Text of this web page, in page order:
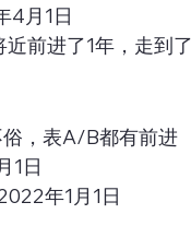
4月1日
前进了1年，走到
，表A/B都有前进
1日
年1月1日